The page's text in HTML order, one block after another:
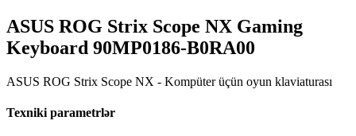
ASUS ROG Strix Scope NX Gaming
Keyboard 90MP0186-B0RA00
ASUS ROG Strix Scope NX - Kompüter üçün oyun klaviaturası
Texniki parametrlər